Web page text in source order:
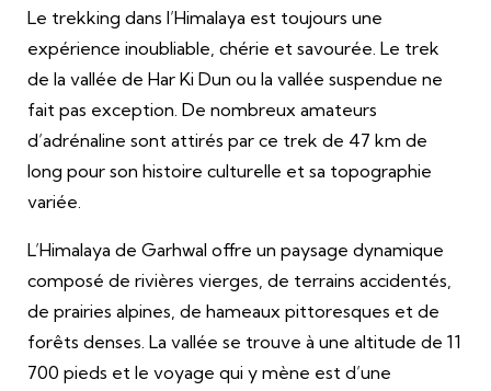
Le trekking dans l’Himalaya est toujours une
expérience inoubliable, chérie et savourée. Le trek
de la vallée de Har Ki Dun ou la vallée suspendue ne
fait pas exception. De nombreux amateurs
d’adrénaline sont attirés par ce trek de 47 km de
long pour son histoire culturelle et sa topographie
variée.
L’Himalaya de Garhwal offre un paysage dynamique
composé de rivières vierges, de terrains accidentés,
de prairies alpines, de hameaux pittoresques et de
forêts denses. La vallée se trouve à une altitude de 11
700 pieds et le voyage qui y mène est d’une